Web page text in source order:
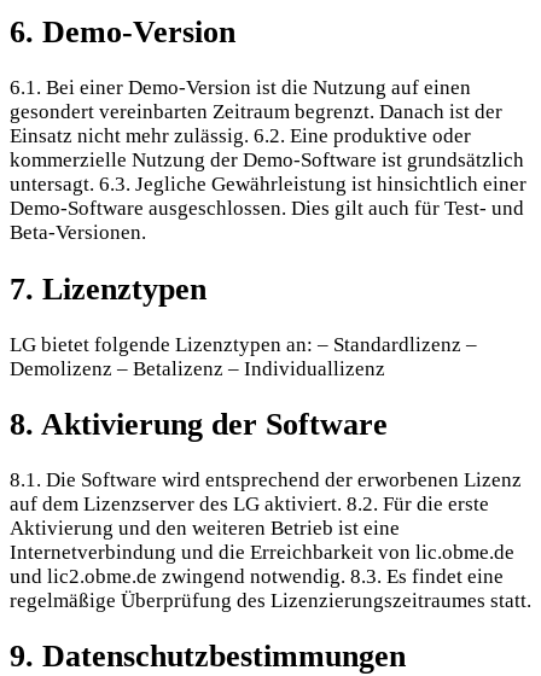
6. Demo-Version
6.1. Bei einer Demo-Version ist die Nutzung auf einen
gesondert vereinbarten Zeitraum begrenzt. Danach ist der
Einsatz nicht mehr zulässig. 6.2. Eine produktive oder
kommerzielle Nutzung der Demo-Software ist grundsätzlich
untersagt. 6.3. Jegliche Gewährleistung ist hinsichtlich einer
Demo-Software ausgeschlossen. Dies gilt auch für Test- und
Beta-Versionen.
7. Lizenztypen
LG bietet folgende Lizenztypen an: – Standardlizenz –
Demolizenz – Betalizenz – Individuallizenz
8. Aktivierung der Software
8.1. Die Software wird entsprechend der erworbenen Lizenz
auf dem Lizenzserver des LG aktiviert. 8.2. Für die erste
Aktivierung und den weiteren Betrieb ist eine
Internetverbindung und die Erreichbarkeit von lic.obme.de
und lic2.obme.de zwingend notwendig. 8.3. Es findet eine
regelmäßige Überprüfung des Lizenzierungszeitraumes statt.
9. Datenschutzbestimmungen